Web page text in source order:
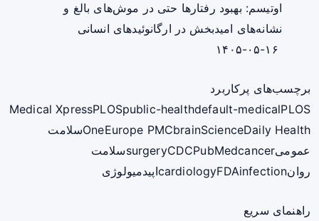
اوتیسم: بهبود رفتارها حتی در موش‌های بالغ و
نشانه‌های امیدبخش در ارگانوئیدهای انسانی
برچسب‌های پرکاربرد
Medical XpressPLOSpublic-healthdefault-medicalPLOS
OneEurope PMCbrainScienceDaily Health
سلامت
عمومی
surgeryCDCPubMedcancer
سلامت
روان
cardiologyFDAinfection اپیدمیولوژی
راهنمای سریع